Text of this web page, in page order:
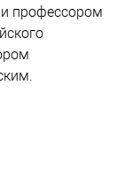
профессором